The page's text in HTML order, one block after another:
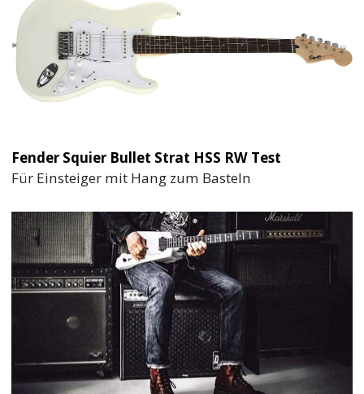
Fender Squier Bullet Strat HSS RW Test
Für Einsteiger mit Hang zum Basteln